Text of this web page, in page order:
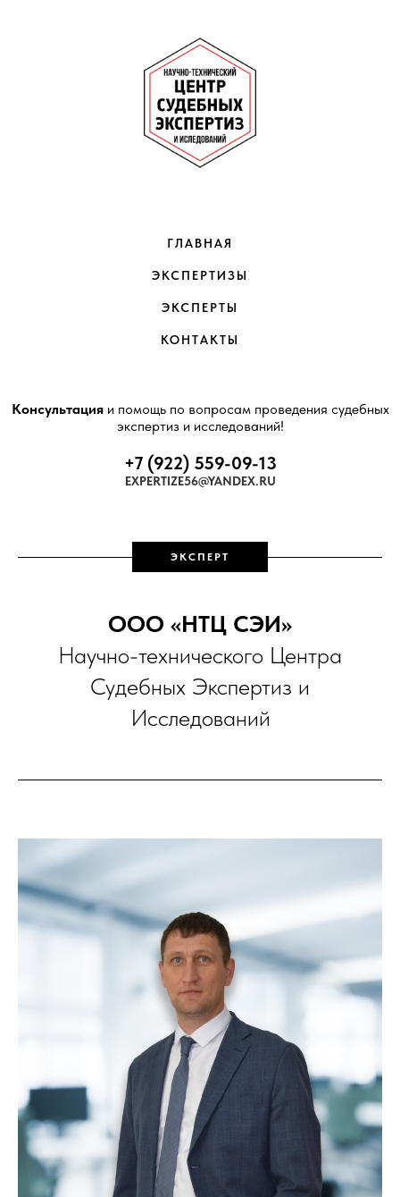
ГЛАВНАЯ
ЭКСПЕРТИЗЫ
ЭКСПЕРТЫ
КОНТАКТЫ
Консультацияи помощь по вопросам проведения судебных
экспертиз и исследований!
+7 (922) 559-09-13
EXPERTIZE56@YANDEX.RU
ЭКСПЕРТ
ООО «НТЦ СЭИ»
Научно-технического Центра
Судебных Экспертиз и
Исследований